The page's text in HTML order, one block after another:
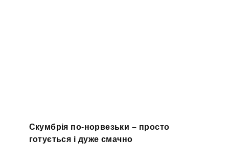
Скумбрія по-норвезьки – просто
готується і дуже смачно